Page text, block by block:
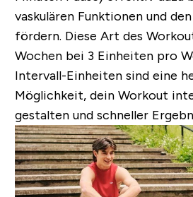
vaskulären Funktionen und
fördern. Diese Art des
Wochen bei 3 Einheiten pro
Intervall-Einheiten sind eine
Möglichkeit, dein Workout
gestalten und schneller